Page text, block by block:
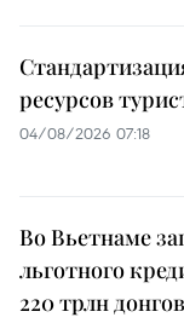
ресурсов
04/08/2026 07:18
Во Вьетнаме
льготного
220 трлн донгов